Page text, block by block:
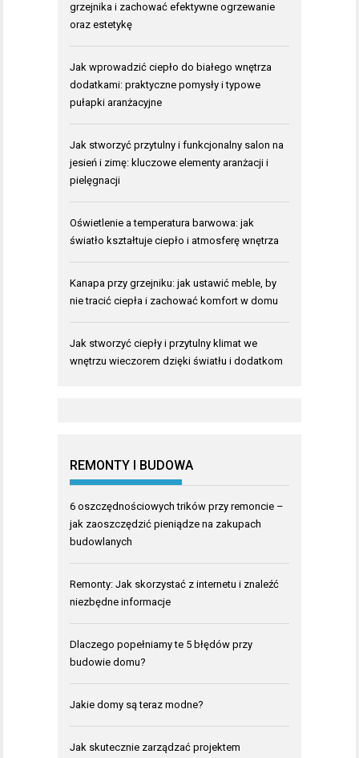
grzejnika i zachować efektywne ogrzewanie
oraz estetykę
Jak wprowadzić ciepło do białego wnętrza
dodatkami: praktyczne pomysły i typowe
pułapki aranżacyjne
Jak stworzyć przytulny i funkcjonalny salon na
jesień i zimę: kluczowe elementy aranżacji i
pielęgnacji
Oświetlenie a temperatura barwowa: jak
światło kształtuje ciepło i atmosferę wnętrza
Kanapa przy grzejniku: jak ustawić meble, by
nie tracić ciepła i zachować komfort w domu
Jak stworzyć ciepły i przytulny klimat we
wnętrzu wieczorem dzięki światłu i dodatkom
REMONTY I BUDOWA
6 oszczędnościowych trików przy remoncie –
jak zaoszczędzić pieniądze na zakupach
budowlanych
Remonty: Jak skorzystać z internetu i znaleźć
niezbędne informacje
Dlaczego popełniamy te 5 błędów przy
budowie domu?
Jakie domy są teraz modne?
Jak skutecznie zarządzać projektem